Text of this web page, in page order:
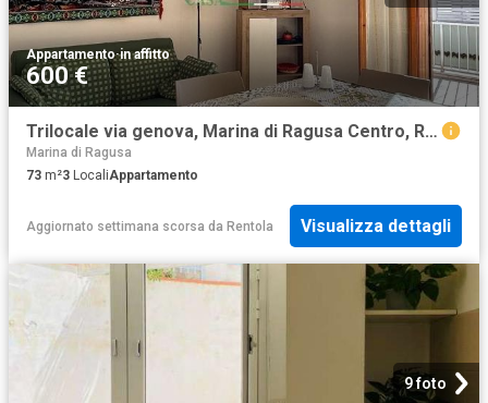
Appartamento·in affitto
600 €
Trilocale via genova, Marina di Ragusa Centro, Ragusa
Marina di Ragusa
73 m²3 LocaliAppartamento
Aggiornato settimana scorsa da Rentola Visualizza dettagli
9 foto